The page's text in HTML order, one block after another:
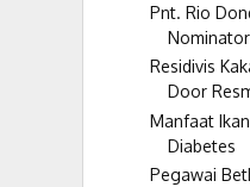
Pnt. Rio
Residivis
Door
Manfaat
Diabetes
Pegawai